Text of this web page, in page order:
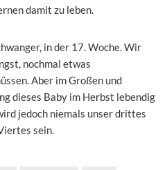
damit zu leben.
in der 17. Woche. Wir
nochmal etwas
Aber im Großen und
dieses Baby im Herbst lebendig
jedoch niemals unser drittes
sein.